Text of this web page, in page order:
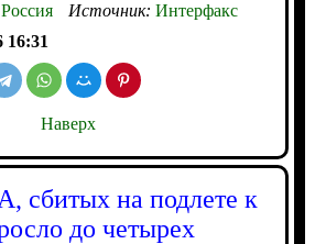
Источник: Интерфакс
16:31
Наверх
сбитых на подлете к
до четырех